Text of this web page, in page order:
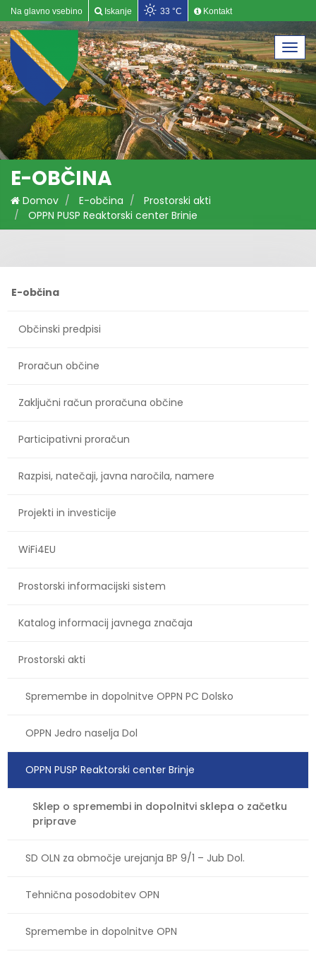
Na glavno vsebino Iskanje 33 °C Kontakt
E-OBČINA
Domov E-občina
Prostorski akti
OPPN PUSP Reaktorski center Brinje
E-občina
Občinski predpisi
Proračun občine
Zaključni račun proračuna občine
Participativni proračun
Razpisi, natečaji, javna naročila, namere
Projekti in investicije
WiFi4EU
Prostorski informacijski sistem
Katalog informacij javnega značaja
Prostorski akti
Spremembe in dopolnitve OPPN PC Dolsko
OPPN Jedro naselja Dol
OPPN PUSP Reaktorski center Brinje
Sklep o spremembi in dopolnitvi sklepa o začetku
priprave
SD OLN za območje urejanja BP 9/1 – Jub Dol.
Tehnična posodobitev OPN
Spremembe in dopolnitve OPN